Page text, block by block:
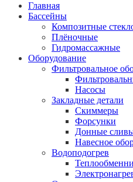
Главная
Бассейны
Композитные
Плёночные
Гидромассажные
Оборудование
Фильтровальное
Насосы
Закладные детали
Скиммеры
Форсунки
Донные
Навесное
Водоподогрев